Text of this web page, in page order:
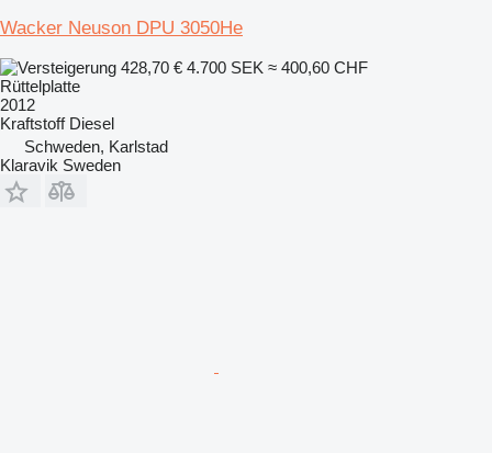
Wacker Neuson DPU 3050He
428,70 € 4.700 SEK ≈ 400,60 CHF
Rüttelplatte
2012
Kraftstoff Diesel
Schweden, Karlstad
Klaravik Sweden